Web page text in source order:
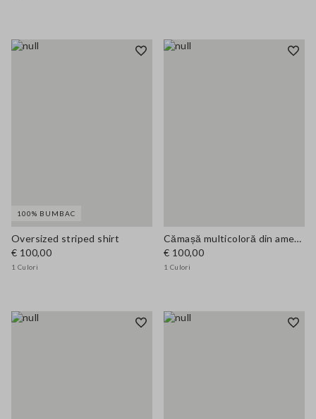
100% BUMBAC
Oversized striped shirt
€ 100,00
1 Culori
Cămașă multicoloră din amestec de bumbac croială regular
€ 100,00
1 Culori